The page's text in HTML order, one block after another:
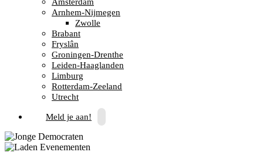
Arnhem-Nijmegen
Zwolle
Brabant
Fryslân
Groningen-Drenthe
Leiden-Haaglanden
Limburg
Rotterdam-Zeeland
Utrecht
Meld je aan!